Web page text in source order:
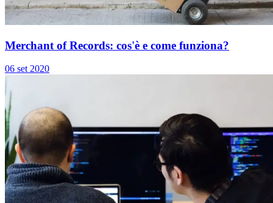
Merchant of Records: cos'è e come funziona?
06 set 2020